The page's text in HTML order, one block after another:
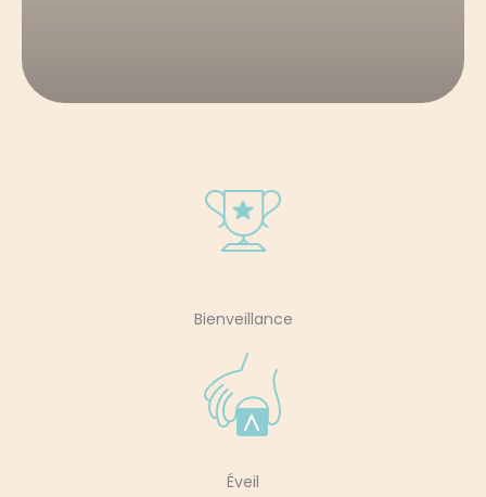
Bienveillance
Éveil